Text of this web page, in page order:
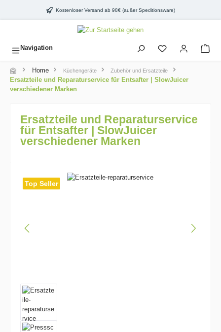
springen Kostenloser Versand ab 98€ (außer Speditionsware)
Navigation
Home Küchengeräte Zubehör und Ersatzteile
Ersatzteile und Reparaturservice für Entsafter | SlowJuicer
verschiedener Marken
Ersatzteile und Reparaturservice
für Entsafter | SlowJuicer
verschiedener Marken
Top Seller